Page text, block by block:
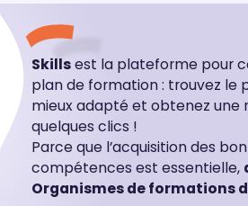
Skillsest la plateforme pour
plan de formation : trouvez le
mieux adapté et obtenez une
quelques clics !
Parce que l’acquisition des
compétences est essentielle,
Organismes de formations